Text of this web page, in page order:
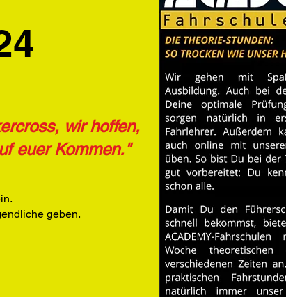
wir hoffen,
euer Kommen."
geben.